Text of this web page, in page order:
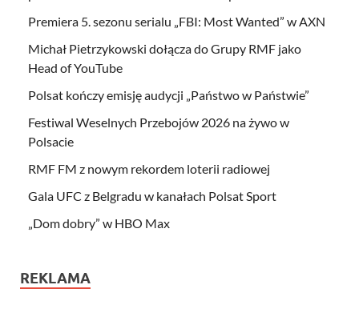
Premiera 5. sezonu serialu „FBI: Most Wanted” w AXN
Michał Pietrzykowski dołącza do Grupy RMF jako
Head of YouTube
Polsat kończy emisję audycji „Państwo w Państwie”
Festiwal Weselnych Przebojów 2026 na żywo w
Polsacie
RMF FM z nowym rekordem loterii radiowej
Gala UFC z Belgradu w kanałach Polsat Sport
„Dom dobry” w HBO Max
REKLAMA